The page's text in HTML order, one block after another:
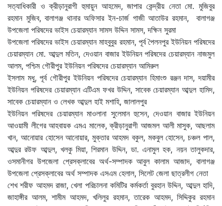
সত্যাধিকারী ও ক্রীড়ানুরাগী হুমায়ুন আহমেদ, জাপার কেন্দ্রীয় নেতা মো. মুজিবুর
রহমান মুজিব, বালাগঞ্জ থানার অফিসার ইন-চার্জ গাজী আতাউর রহমান, বালাগঞ্জ
উপজেলা পরিষদের ভাইস চেয়ারম্যান সামস উদ্দিন সামস, দক্ষিন সুরমা
উপজেলা পরিষদের ভাইস চেয়ারম্যান মাহবুবুর রহমান, পূর্ব পৈলনপুর ইউনিয়ন পরিষদের
চেয়ারম্যান মো. আব্দুল মতিন, দেওয়ান বাজার ইউনিয়ন পরিষদের চেয়ারম্যান নাজমুল
আলম, পশ্চিম গৌরীপুর ইউনিয়ন পরিষদের চেয়ারম্যান আমিরুল
ইসলাম মধু, পূর্ব গৌরীপুর ইউনিয়ন পরিষদের চেয়ারম্যান হিমাংশু রঞ্জন দাস, দয়ামীর
ইউনিয়ন পরিষদের চেয়ারম্যান এটিএম ফখর উদ্দিন, সাবেক চেয়ারম্যান আব্দুল হামিদ,
সাবেক চেয়ারম্যান ও লেখক আব্দুল হাই মশাহি, জালালপুর
ইউনিয়ন পরিষদের চেয়ারম্যান মাওলানা সুলেমান হুসেন, দেওয়ান বাজার ইউনিয়ন
আওয়ামী লীগের আহবায়ক এমএ মালেক, ক্রীড়ানুরাগী আজমল আলী মাসুক, আছলাম
খান, আনোয়ার হোসেন আনোয়ার, মুক্তার আহমদ বকুল, মকবুল হোসেন, চঞ্চল পাল,
আব্দুর রউফ আব্দুল, খলকু মিয়া, শিরমান উদ্দিন, ডা. এনামুল হক, নয়ন তালুকদার,
ওসমানীগর উপজেলা প্রেসক্লাবের অর্থ-সম্পাদক আবুল কালাম আজাদ, বালাগঞ্জ
উপজেলা প্রেসক্লাবের অর্থ সম্পাদক এসএম হেলাল, সিলেট জেলা ছাত্রলীগ নেতা
শেখ শরীফ আহমদ রাজা, খেলা পরিচালনা কমিটির কর্মকর্তা বুরহান উদ্দিন, আব্দুল হাদি,
জাহাঙ্গীর আলম, শামীম আহমদ, খলিলুর রহমান, তারেক আহমদ, সিদ্দিকুর রহমান